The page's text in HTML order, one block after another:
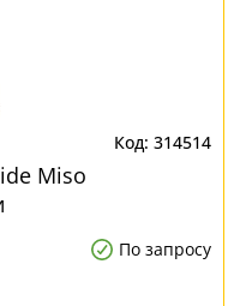
314514
Miso
По запросу